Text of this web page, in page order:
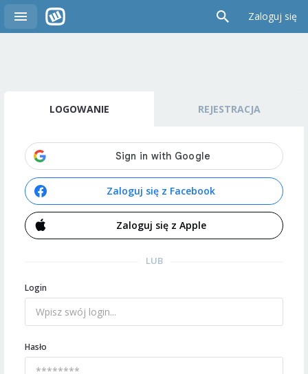
Zaloguj się
LOGOWANIE REJESTRACJA
Zaloguj się z Facebook
Zaloguj się z Apple
LUB
Login
Hasło